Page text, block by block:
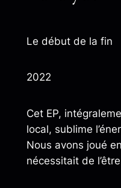
Le début de la fin
2022
Cet EP,
local, sublime
Nous avons joué
nécessitait de